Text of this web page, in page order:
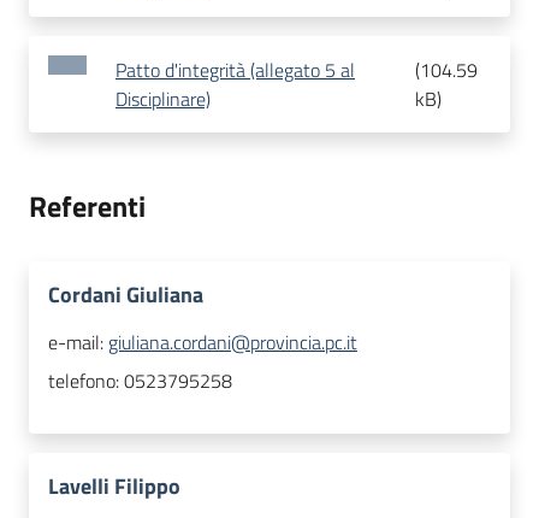
Patto d'integrità (allegato 5 al
Disciplinare)
(104.59
kB)
Referenti
Cordani Giuliana
e-mail: giuliana.cordani@provincia.pc.it
telefono:0523795258
Lavelli Filippo